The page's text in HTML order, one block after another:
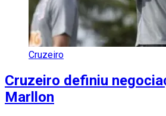
Cruzeiro
Cruzeiro definiu
Marllon